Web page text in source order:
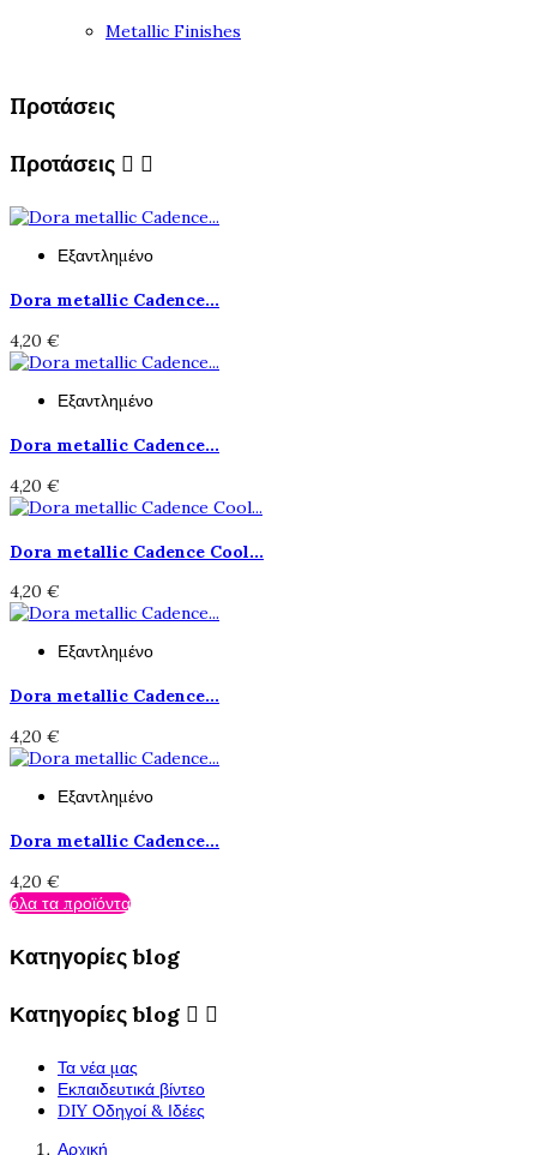
Metallic Finishes
Προτάσεις
Προτάσεις  
Εξαντλημένο
Dora metallic Cadence...
4,20 €
Εξαντλημένο
Dora metallic Cadence...
4,20 €
Dora metallic Cadence Cool...
4,20 €
Εξαντλημένο
Dora metallic Cadence...
4,20 €
Εξαντλημένο
Dora metallic Cadence...
4,20 €
όλα τα προϊόντα
Κατηγορίες blog
Κατηγορίες blog  
Τα νέα μας
Εκπαιδευτικά βίντεο
DIY Οδηγοί & Ιδέες
Αρχική